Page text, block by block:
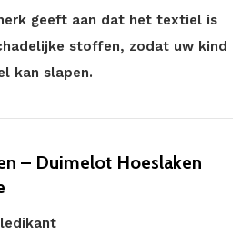
geeft aan dat het textiel is
stoffen, zodat uw kind
kan slapen.
– Duimelot Hoeslaken